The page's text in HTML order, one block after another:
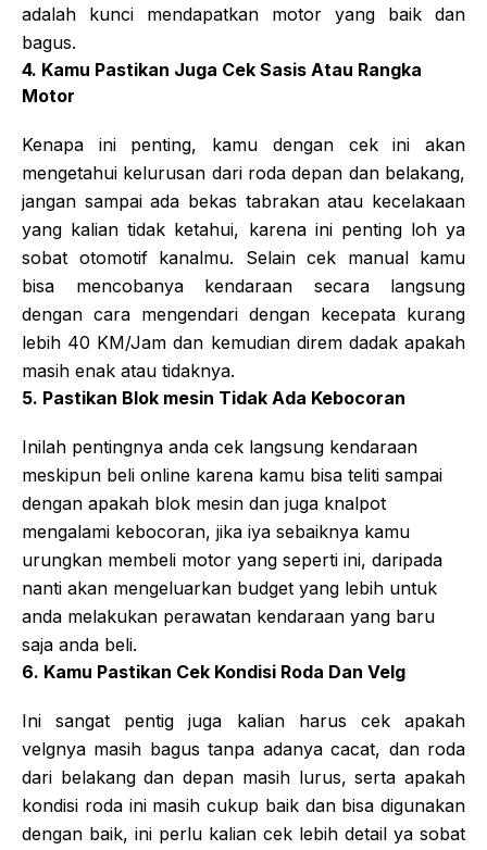
adalah kunci mendapatkan motor yang baik dan
bagus.
4. Kamu Pastikan Juga Cek Sasis Atau Rangka
Motor
Kenapa ini penting, kamu dengan cek ini akan
mengetahui kelurusan dari roda depan dan belakang,
jangan sampai ada bekas tabrakan atau kecelakaan
yang kalian tidak ketahui, karena ini penting loh ya
sobat otomotif kanalmu. Selain cek manual kamu
bisa mencobanya kendaraan secara langsung
dengan cara mengendari dengan kecepata kurang
lebih 40 KM/Jam dan kemudian direm dadak apakah
masih enak atau tidaknya.
5. Pastikan Blok mesin Tidak Ada Kebocoran
Inilah pentingnya anda cek langsung kendaraan
meskipun beli online karena kamu bisa teliti sampai
dengan apakah blok mesin dan juga knalpot
mengalami kebocoran, jika iya sebaiknya kamu
urungkan membeli motor yang seperti ini, daripada
nanti akan mengeluarkan budget yang lebih untuk
anda melakukan perawatan kendaraan yang baru
saja anda beli.
6. Kamu Pastikan Cek Kondisi Roda Dan Velg
Ini sangat pentig juga kalian harus cek apakah
velgnya masih bagus tanpa adanya cacat, dan roda
dari belakang dan depan masih lurus, serta apakah
kondisi roda ini masih cukup baik dan bisa digunakan
dengan baik, ini perlu kalian cek lebih detail ya sobat